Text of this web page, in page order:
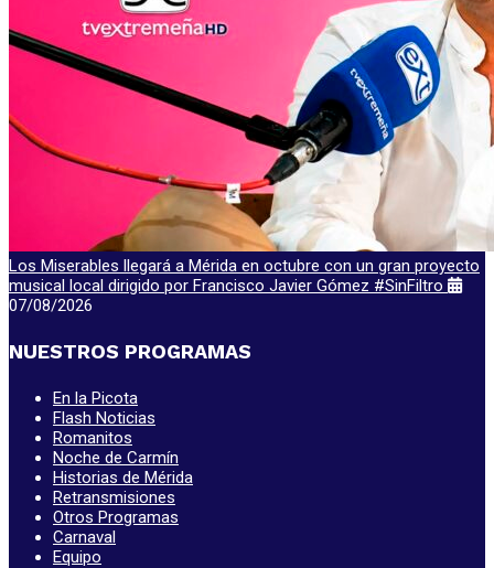
Los Miserables llegará a Mérida en octubre con un gran proyecto
musical local dirigido por Francisco Javier Gómez #SinFiltro
07/08/2026
NUESTROS PROGRAMAS
En la Picota
Flash Noticias
Romanitos
Noche de Carmín
Historias de Mérida
Retransmisiones
Otros Programas
Carnaval
Equipo